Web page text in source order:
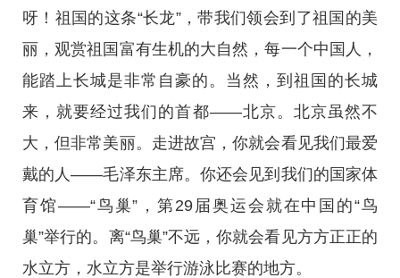
呀！祖国的这条“长龙”，带我们领会到了祖国的美
丽，观赏祖国富有生机的大自然，每一个中国人，
能踏上长城是非常自豪的。当然，到祖国的长城
来，就要经过我们的首都——北京。北京虽然不
大，但非常美丽。走进故宫，你就会看见我们最爱
戴的人——毛泽东主席。你还会见到我们的国家体
育馆——“鸟巢”，第29届奥运会就在中国的“鸟
巢”举行的。离“鸟巢”不远，你就会看见方方正正的
水立方，水立方是举行游泳比赛的地方。